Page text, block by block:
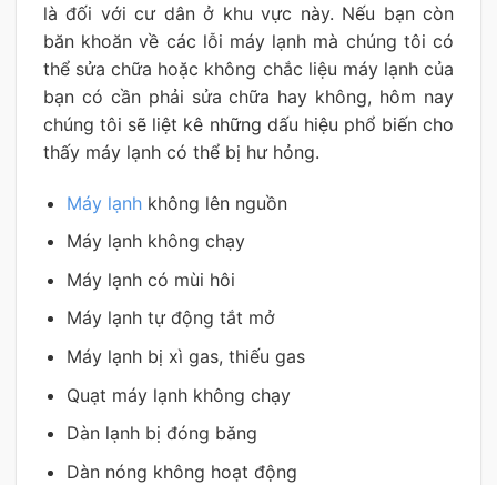
là đối với cư dân ở khu vực này. Nếu bạn còn
băn khoăn về các lỗi máy lạnh mà chúng tôi có
thể sửa chữa hoặc không chắc liệu máy lạnh của
bạn có cần phải sửa chữa hay không, hôm nay
chúng tôi sẽ liệt kê những dấu hiệu phổ biến cho
thấy máy lạnh có thể bị hư hỏng.
Máy lạnhkhông lên nguồn
Máy lạnh không chạy
Máy lạnh có mùi hôi
Máy lạnh tự động tắt mở
Máy lạnh bị xì gas, thiếu gas
Quạt máy lạnh không chạy
Dàn lạnh bị đóng băng
Dàn nóng không hoạt động